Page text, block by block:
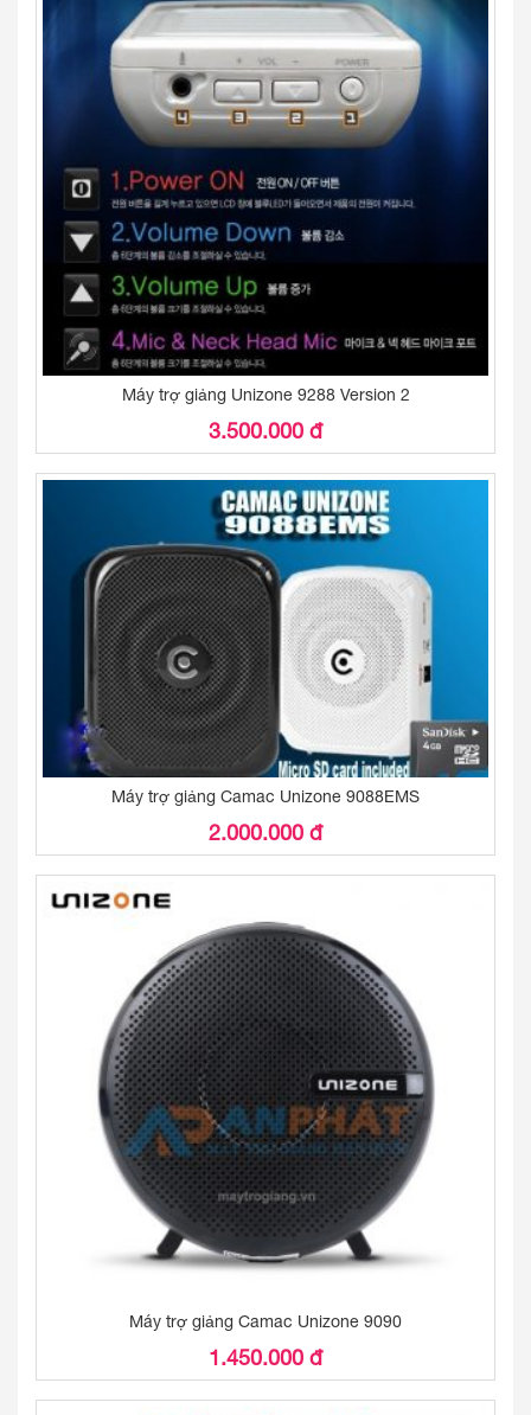
Máy trợ giảng Unizone 9288 Version 2
3.500.000 đ
Máy trợ giảng Camac Unizone 9088EMS
2.000.000 đ
Máy trợ giảng Camac Unizone 9090
1.450.000 đ